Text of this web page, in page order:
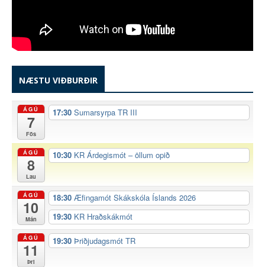
NÆSTU VIÐBURÐIR
ÁGÚ
7
Fös
17:30 Sumarsyrpa TR III
ÁGÚ
8
Lau
10:30 KR Árdegismót – öllum opið
ÁGÚ
10
Mán
18:30 Æfingamót Skákskóla Íslands 2026
19:30 KR Hraðskákmót
ÁGÚ
11
Þri
19:30 Þriðjudagsmót TR